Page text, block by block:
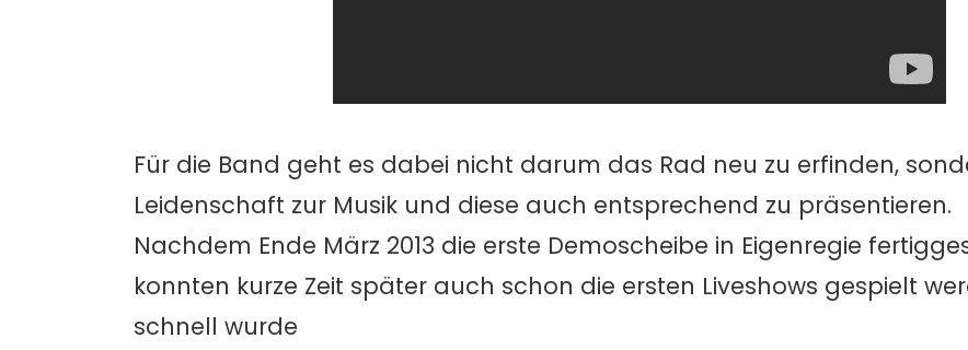
Für die Band geht es dabei nicht darum das Rad neu zu erfinden,
Leidenschaft zur Musik und diese auch entsprechend zu präsentieren.
Nachdem Ende März 2013 die erste Demoscheibe in Eigenregie
konnten kurze Zeit später auch schon die ersten Liveshows gespielt
schnell wurde